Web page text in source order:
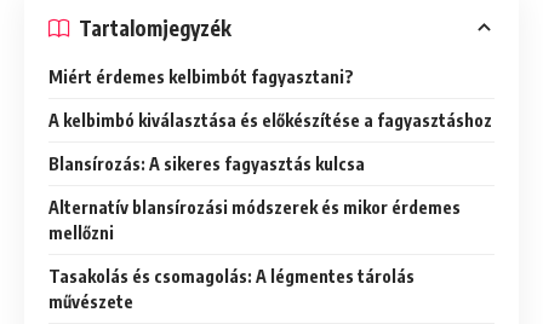
Tartalomjegyzék
Miért érdemes kelbimbót fagyasztani?
A kelbimbó kiválasztása és előkészítése a fagyasztáshoz
Blansírozás: A sikeres fagyasztás kulcsa
Alternatív blansírozási módszerek és mikor érdemes
mellőzni
Tasakolás és csomagolás: A légmentes tárolás
művészete